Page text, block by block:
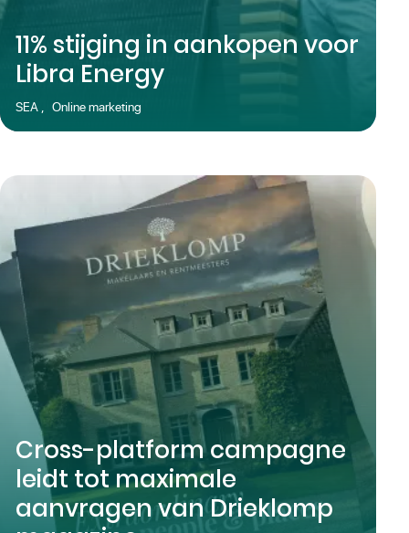
11% stijging in aankopen voor
Libra Energy
SEA , Online marketing
Cross-platform campagne
leidt tot maximale
aanvragen van Drieklomp